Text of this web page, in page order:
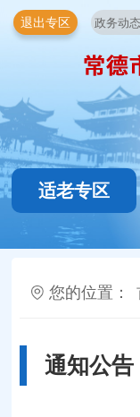
退出专区
适老专区
您的位置：
通知公告